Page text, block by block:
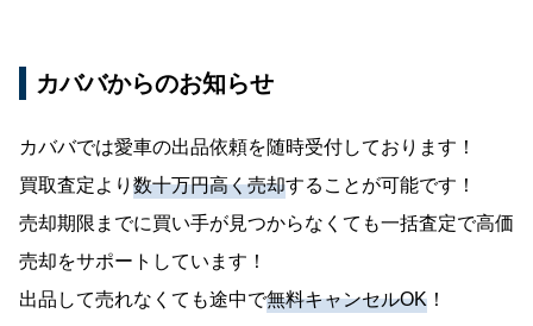
カババからのお知らせ
カババでは愛車の出品依頼を随時受付しております！
買取査定より 数十万円高く売却することが可能です！
売却期限までに買い手が見つからなくても一括査定で高価
売却をサポートしています！
出品して売れなくても途中で無料キャンセルOK ！